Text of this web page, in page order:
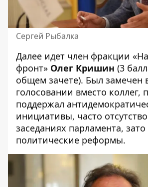
Сергей Рыбалка
Далее идет член фракции
фронт» Олег Кришин (3
общем зачете). Был замечен
голосовании вместо коллег,
поддержал
инициативы, часто
заседаниях парламента,
политические реформы.